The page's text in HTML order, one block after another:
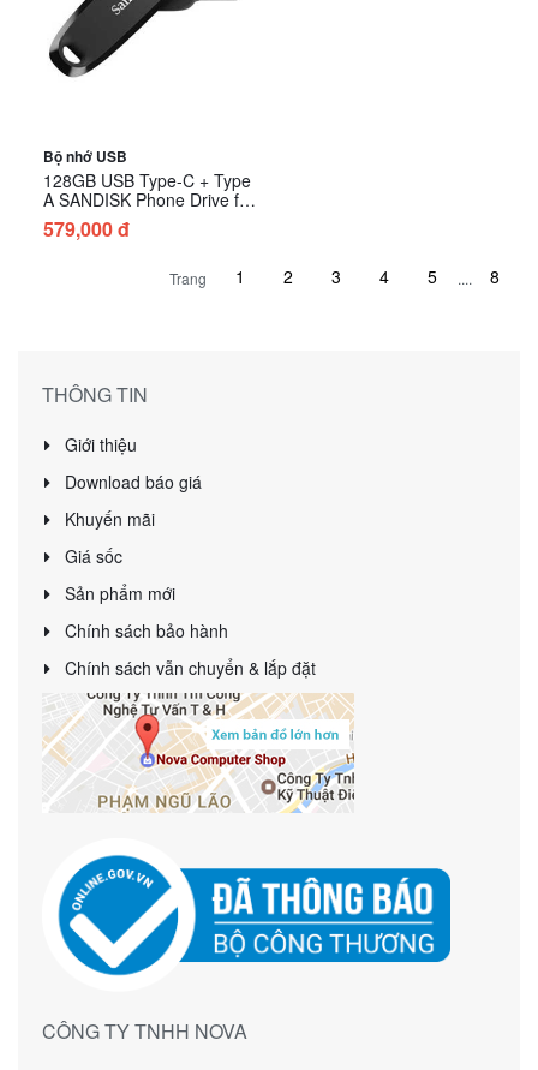
Bộ nhớ USB
128GB USB Type-C + Type
A SANDISK Phone Drive for
Android SDDDC6-128G-G46
- Màu Đen
579,000 đ
Trang
THÔNG TIN
Giới thiệu
Download báo giá
Khuyến mãi
Giá sốc
Sản phẩm mới
Chính sách bảo hành
Chính sách vẫn chuyển & lắp đặt
CÔNG TY TNHH NOVA